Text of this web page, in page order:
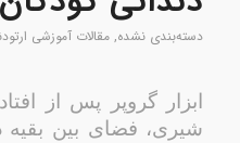
دسته‌بندی نشده, مقالات آموزشی
ابزار گروپر پس از
شیری، فضای بین بقیه